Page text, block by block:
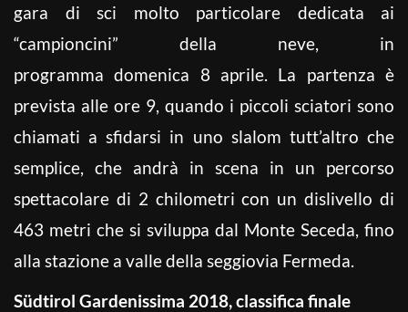
gara di sci molto particolare dedicata ai
“campioncini” della neve, in
programma domenica 8 aprile. La partenza è
prevista alle ore 9, quando i piccoli sciatori sono
chiamati a sfidarsi in uno slalom tutt’altro che
semplice, che andrà in scena in un percorso
spettacolare di 2 chilometri con un dislivello di
463 metri che si sviluppa dal Monte Seceda, fino
alla stazione a valle della seggiovia Fermeda.
Südtirol Gardenissima 2018, classifica finale